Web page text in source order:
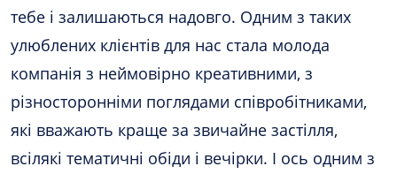
тебе і залишаються надовго. Одним з таких
улюблених клієнтів для нас стала молода
компанія з неймовірно креативними, з
різносторонніми поглядами співробітниками,
які вважають краще за звичайне застілля,
всілякі тематичні обіди і вечірки. І ось одним з